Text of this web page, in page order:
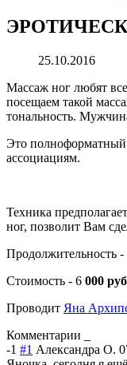
25.10.2016
Массаж ног любят
посещаем такой
тональность.
Это полноформатный
ассоциациям.
Техника
ног, позволит Вам
Продолжительность -
Стоимость - 6 000
Проводит Яна
Комментарии
-1 #1 Александра О.